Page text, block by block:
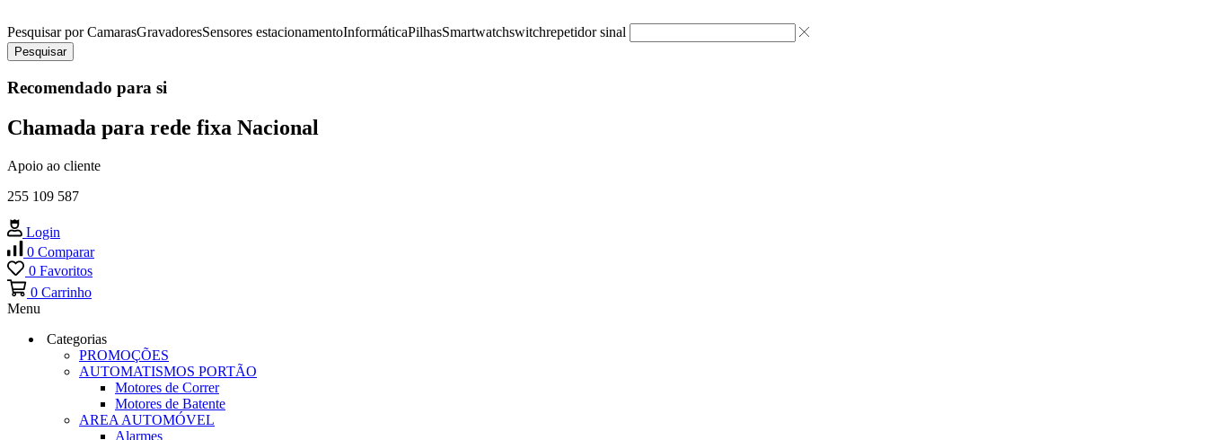
Pesquisar porCamarasGravadoresSensores estacionamentoInformáticaPilhasSmartwatchswitchrepetidor sinal
Pesquisar
Recomendado para si
Chamada para rede fixa Nacional
Apoio ao cliente
255 109 587
Login
0 Comparar
0 Favoritos
0 Carrinho
Menu
Categorias
PROMOÇÕES
AUTOMATISMOS PORTÃO
Motores de Correr
Motores de Batente
AREA AUTOMÓVEL
Alarmes